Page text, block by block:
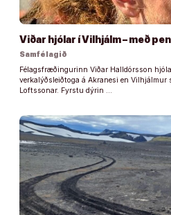
Viðar hjólar í Vilhjálm – með
Samfélagið
Félagsfræðingurinn Viðar Halldórsson
verkalýðsleiðtoga á Akranesi en
Loftssonar. Fyrstu dýrin …